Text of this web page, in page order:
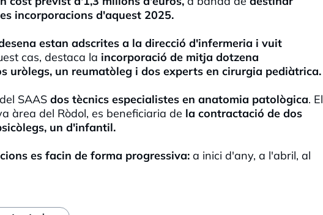
incorporacions d'aquest 2025.
estan adscrites a la direcció d'infermeria i vuit
cas, destaca la incorporació de mitja dotzena
uròlegs, un reumatòleg i dos experts en cirurgia pediàtrica.
SAAS dos tècnics especialistes en anatomia patològica. El
àrea del Ròdol, es beneficiaria de la contractació de dos
un d'infantil.
es facin de forma progressiva: a inici d'any, a l'abril, al